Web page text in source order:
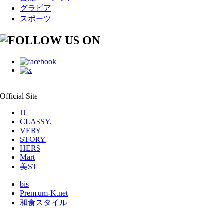
グラビア
スポーツ
Official Site
JJ
CLASSY.
VERY
STORY
HERS
Mart
美ST
bis
Premium-K.net
和食スタイル